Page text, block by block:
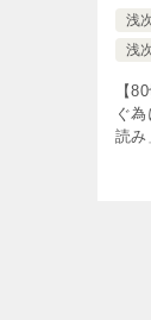
浅
浅
【
ぐ
読み
る
曲